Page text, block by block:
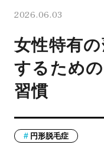
2026.06.03
女性特有
するため
習慣
円形脱毛症